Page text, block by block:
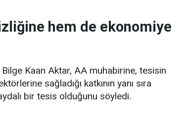
hem de ekonomiye
Kaan Aktar, AA muhabirine, tesisin
sağladığı katkının yanı sıra
bir tesis olduğunu söyledi.